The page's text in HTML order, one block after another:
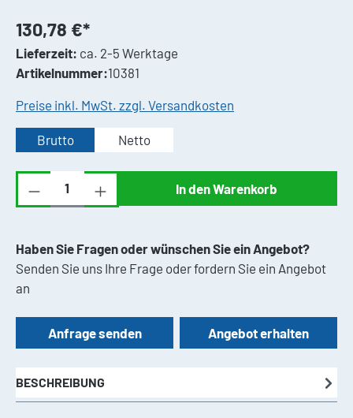
130,78 €*
Lieferzeit: ca. 2-5 Werktage
Artikelnummer:10381
Preise inkl. MwSt. zzgl. Versandkosten
Brutto Netto
Produkt Anzahl: Gib den gewünschten
In den Warenkorb
Haben Sie Fragen oder wünschen Sie ein Angebot?
Senden Sie uns Ihre Frage oder fordern Sie ein Angebot
an
Anfrage senden Angebot erhalten
BESCHREIBUNG